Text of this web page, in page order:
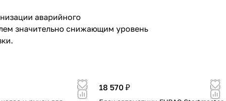
аварийного
значительно снижающим уровень
18 570 ₽